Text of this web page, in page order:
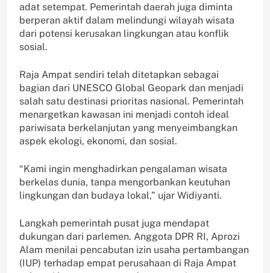
adat setempat. Pemerintah daerah juga diminta
berperan aktif dalam melindungi wilayah wisata
dari potensi kerusakan lingkungan atau konflik
sosial.
Raja Ampat sendiri telah ditetapkan sebagai
bagian dari UNESCO Global Geopark dan menjadi
salah satu destinasi prioritas nasional. Pemerintah
menargetkan kawasan ini menjadi contoh ideal
pariwisata berkelanjutan yang menyeimbangkan
aspek ekologi, ekonomi, dan sosial.
“Kami ingin menghadirkan pengalaman wisata
berkelas dunia, tanpa mengorbankan keutuhan
lingkungan dan budaya lokal,” ujar Widiyanti.
Langkah pemerintah pusat juga mendapat
dukungan dari parlemen. Anggota DPR RI, Aprozi
Alam menilai pencabutan izin usaha pertambangan
(IUP) terhadap empat perusahaan di Raja Ampat